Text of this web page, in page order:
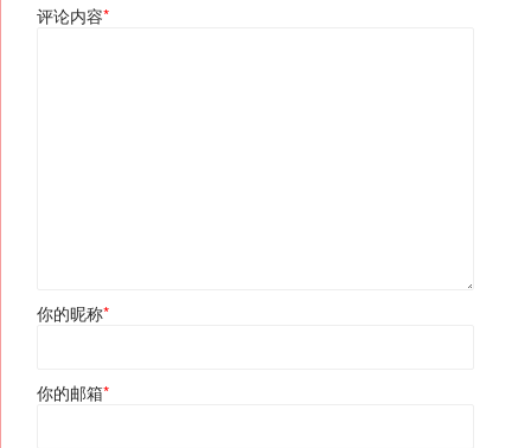
评论内容*
你的昵称*
你的邮箱*